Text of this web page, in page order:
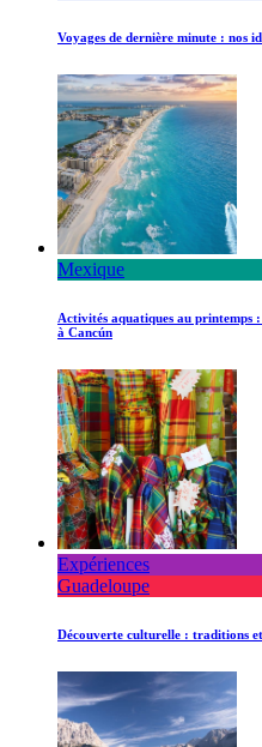
Voyages de dernière minute : nos
Mexique
Activités aquatiques au printemps
à Cancún
Expériences
Guadeloupe
Découverte culturelle : traditions et